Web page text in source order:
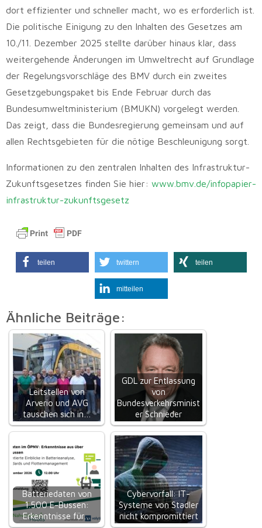
dort effizienter und schneller macht, wo es erforderlich ist.
Die politische Einigung zu den Inhalten des Gesetzes am
10./11. Dezember 2025 stellte darüber hinaus klar, dass
weitergehende Änderungen im Umweltrecht auf Grundlage
der Regelungsvorschläge des BMV durch ein zweites
Gesetzgebungspaket bis Ende Februar durch das
Bundesumweltministerium (BMUKN) vorgelegt werden.
Das zeigt, dass die Bundesregierung gemeinsam und auf
allen Rechtsgebieten für die nötige Beschleunigung sorgt.
Informationen zu den zentralen Inhalten des Infrastruktur-
Zukunftsgesetzes finden Sie hier: www.bmv.de/infopapier-
infrastruktur-zukunftsgesetz
teilen twittern teilen
mitteilen
Ähnliche Beiträge:
Leitstellen von
Arverio und AVG
tauschen sich in…
GDL zur Entlassung
von
Bundesverkehrsminist
er Schnieder
Batteriedaten von
1.500 E-Bussen:
Erkenntnisse für…
Cybervorfall: IT-
Systeme von Stadler
nicht kompromittiert